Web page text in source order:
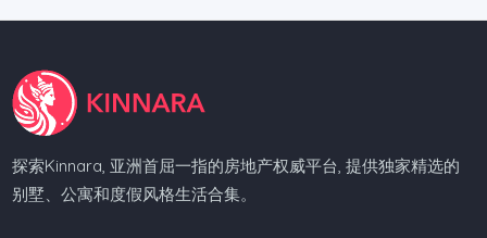
探索Kinnara, 亚洲首屈一指的房地产权威平台, 提供独家精选的
别墅、公寓和度假风格生活合集。